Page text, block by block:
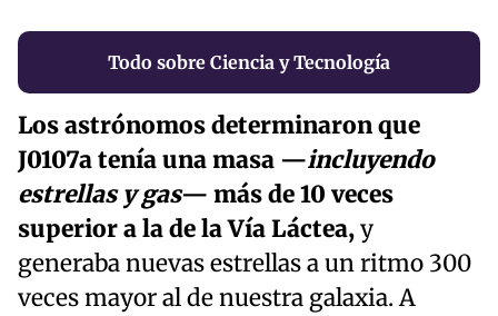
Todo sobre Ciencia y Tecnología
Los astrónomos determinaron que
J0107a tenía una masa —incluyendo
estrellas y gas— más de 10 veces
superior a la de la Vía Láctea,y
generaba nuevas estrellas a un ritmo 300
veces mayor al de nuestra galaxia. A